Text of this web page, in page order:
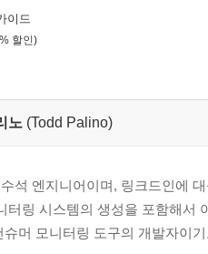
카 내부 메커니즘 __ 107
성 있는 데이터 전달 __ 129
이드
할인)
노 (Todd Palino)
석 엔지니어이며, 링크드인에
터링 시스템의 생성을 포함해서
슈머 모니터링 도구의 개발자이